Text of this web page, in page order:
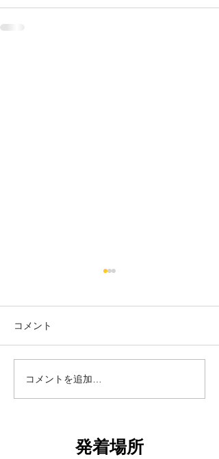
コメント
コメントを追加…
発着場所